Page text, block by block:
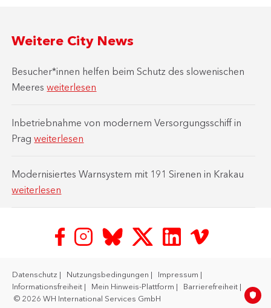
Weitere City News
Besucher*innen helfen beim Schutz des slowenischen
Meeresweiterlesen
Inbetriebnahme von modernem Versorgungsschiff in
Pragweiterlesen
Modernisiertes Warnsystem mit 191 Sirenen in Krakau
weiterlesen
Datenschutz Nutzungsbedingungen
Impressum
Informationsfreiheit
Mein Hinweis-Plattform
Barrierefreiheit
© 2026 WH International Services GmbH